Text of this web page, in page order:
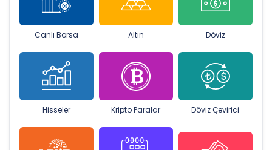
Canlı Borsa Altın Döviz
Hisseler Kripto Paralar Döviz Çevirici